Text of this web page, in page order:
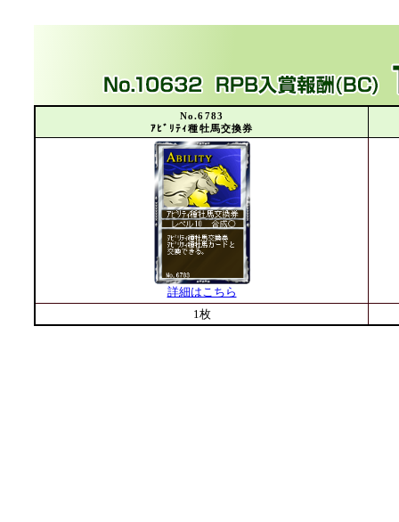
No.6783
ｱﾋﾞﾘﾃｨ種牡馬交換券
詳細はこちら
1枚